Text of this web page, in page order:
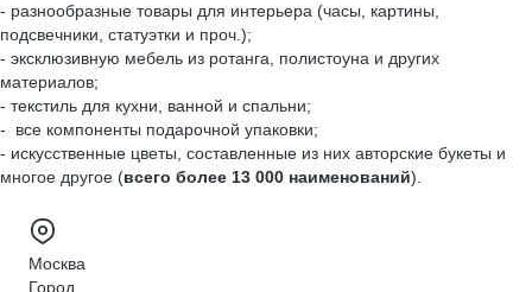
- разнообразные товары для интерьера (часы, картины,
подсвечники, статуэтки и проч.);
- эксклюзивную мебель из ротанга, полистоуна и других
материалов;
- текстиль для кухни, ванной и спальни;
- все компоненты подарочной упаковки;
- искусственные цветы, составленные из них авторские букеты и
многое другое (всего более 13 000 наименований).
Москва
Город